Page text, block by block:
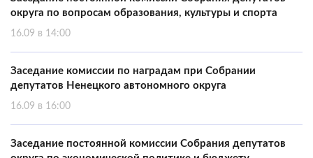
округа по вопросам образования, культуры и спорта
16.09 в 14:00
Заседание комиссии по наградам при Собрании
депутатов Ненецкого автономного округа
16.09 в 16:00
Заседание постоянной комиссии Собрания депутатов